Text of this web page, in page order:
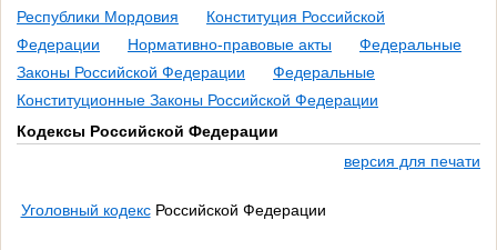
Республики Мордовия
Конституция Российской
Федерации
Нормативно-правовые акты
Федеральные
Законы Российской Федерации
Федеральные
Конституционные Законы Российской Федерации
Кодексы Российской Федерации
версия для печати
Уголовный кодексРоссийской Федерации